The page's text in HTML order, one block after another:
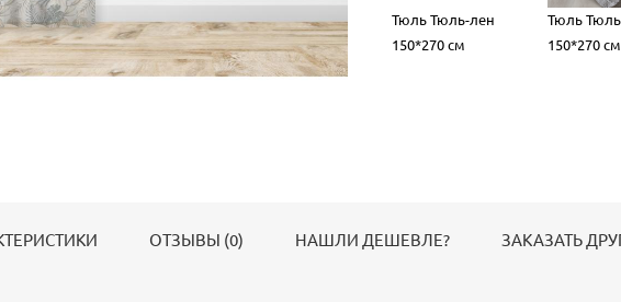
лен
Тюль Тюль-лен
150*270 см
Тюль Тюль-лен
150*270 см
Тюль Тюль-лен
150*270 см
Тюль
150*270 см
ОТЗЫВЫ (0) НАШЛИ ДЕШЕВЛЕ? ЗАКАЗАТЬ